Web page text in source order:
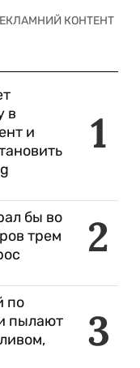
1
в
и
2
бы во
трем
3
по
пылают